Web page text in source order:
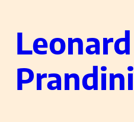
Inhalt
springen
Leonard
Prandini